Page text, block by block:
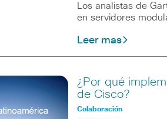
Los analistas de
en servidores
Leer mas
¿Por qué
de Cisco?
Colaboración